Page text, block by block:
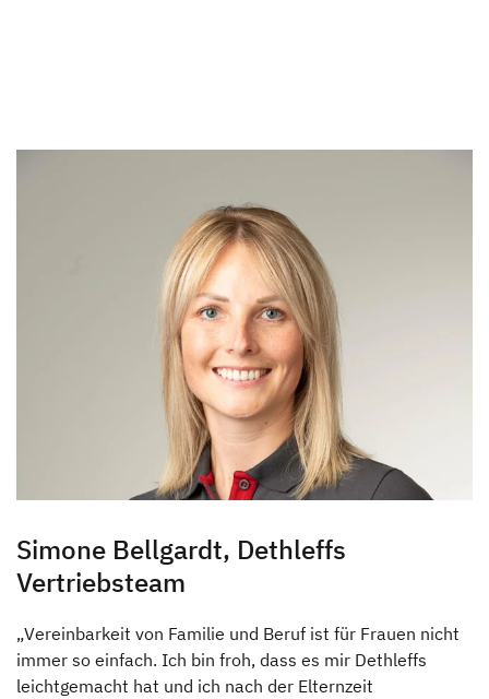
Simone Bellgardt, Dethleffs
Vertriebsteam
„Vereinbarkeit von Familie und Beruf ist für Frauen nicht
immer so einfach. Ich bin froh, dass es mir Dethleffs
leichtgemacht hat und ich nach der Elternzeit